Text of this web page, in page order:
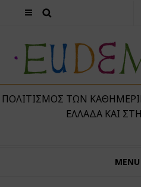
ΤΩΝ
ΕΛΛΆΔΑ ΚΑΙ
MENU